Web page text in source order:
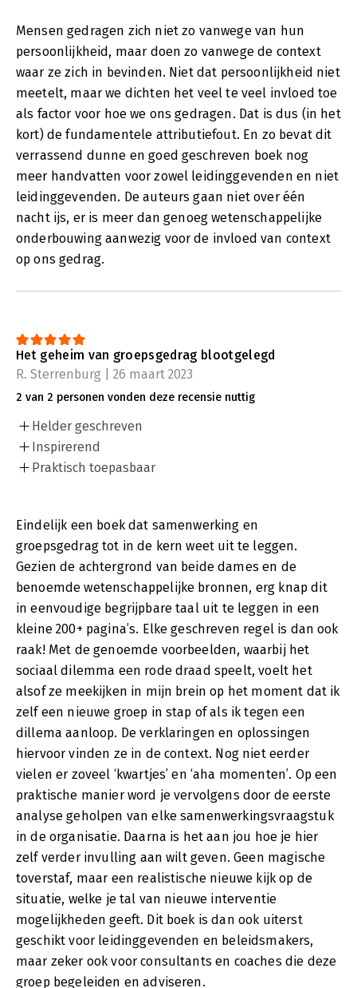
Mensen gedragen zich niet zo vanwege van hun
persoonlijkheid, maar doen zo vanwege de context
waar ze zich in bevinden. Niet dat persoonlijkheid niet
meetelt, maar we dichten het veel te veel invloed toe
als factor voor hoe we ons gedragen. Dat is dus (in het
kort) de fundamentele attributiefout. En zo bevat dit
verrassend dunne en goed geschreven boek nog
meer handvatten voor zowel leidinggevenden en niet
leidinggevenden. De auteurs gaan niet over één
nacht ijs, er is meer dan genoeg wetenschappelijke
onderbouwing aanwezig voor de invloed van context
op ons gedrag.
Het geheim van groepsgedrag blootgelegd
R. Sterrenburg | 26 maart 2023
2 van 2 personen vonden deze recensie nuttig
Helder geschreven
Inspirerend
Praktisch toepasbaar
Eindelijk een boek dat samenwerking en
groepsgedrag tot in de kern weet uit te leggen.
Gezien de achtergrond van beide dames en de
benoemde wetenschappelijke bronnen, erg knap dit
in eenvoudige begrijpbare taal uit te leggen in een
kleine 200+ pagina’s. Elke geschreven regel is dan ook
raak! Met de genoemde voorbeelden, waarbij het
sociaal dilemma een rode draad speelt, voelt het
alsof ze meekijken in mijn brein op het moment dat ik
zelf een nieuwe groep in stap of als ik tegen een
dillema aanloop. De verklaringen en oplossingen
hiervoor vinden ze in de context. Nog niet eerder
vielen er zoveel ‘kwartjes’ en ‘aha momenten’. Op een
praktische manier word je vervolgens door de eerste
analyse geholpen van elke samenwerkingsvraagstuk
in de organisatie. Daarna is het aan jou hoe je hier
zelf verder invulling aan wilt geven. Geen magische
toverstaf, maar een realistische nieuwe kijk op de
situatie, welke je tal van nieuwe interventie
mogelijkheden geeft. Dit boek is dan ook uiterst
geschikt voor leidinggevenden en beleidsmakers,
maar zeker ook voor consultants en coaches die deze
groep begeleiden en adviseren.